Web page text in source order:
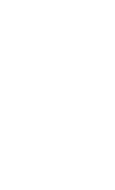
por letras y
casos, optan
XXX, se refiere
la cuenta de su
y pedir que se